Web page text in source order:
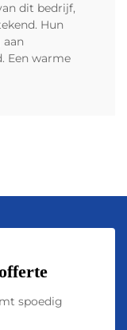
dit bedrijf,
Hun
Een warme
spoedig